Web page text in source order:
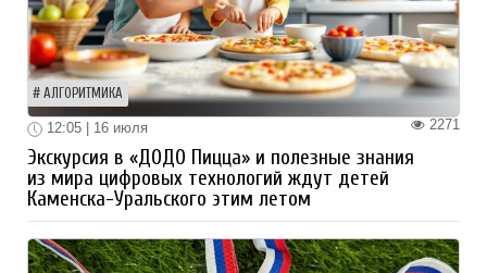
АЛГОРИТМИКА
2271
12:05 | 16 июля
Экскурсия в «ДОДО Пицца» и полезные знания
из мира цифровых технологий ждут детей
Каменска-Уральского этим летом